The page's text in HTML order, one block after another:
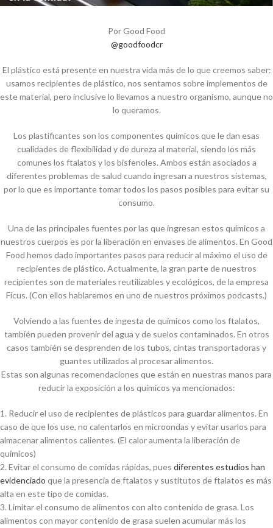
Por Good Food
@goodfoodcr
El plástico está presente en nuestra vida más de lo que creemos saber:
usamos recipientes de plástico, nos sentamos sobre implementos de
este material, pero inclusive lo llevamos a nuestro organismo, aunque no
lo queramos.
Los plastificantes son los componentes químicos que le dan esas
cualidades de flexibilidad y de dureza al material, siendo los más
comunes los ftalatos y los bisfenoles. Ambos están asociados a
diferentes problemas de salud cuando ingresan a nuestros sistemas,
por lo que es importante tomar todos los pasos posibles para evitar su
consumo.
Una de las principales fuentes por las que ingresan estos químicos a
nuestros cuerpos es por la liberación en envases de alimentos. En Good
Food hemos dado importantes pasos para reducir al máximo el uso de
recipientes de plástico. Actualmente, la gran parte de nuestros
recipientes son de materiales reutilizables y ecológicos, de la empresa
Ficus. (Con ellos hablaremos en uno de nuestros próximos podcasts.)
Volviendo a las fuentes de ingesta de químicos como los ftalatos,
también pueden provenir del agua y de suelos contaminados. En otros
casos también se desprenden de los tubos, cintas transportadoras y
guantes utilizados al procesar alimentos.
Estas son algunas recomendaciones que están en nuestras manos para
reducir la exposición a los químicos ya mencionados:
1. Reducir el uso de recipientes de plásticos para guardar alimentos. En
caso de que los use, no calentarlos en microondas y evitar usarlos para
almacenar alimentos calientes. (El calor aumenta la liberación de
químicos)
2. Evitar el consumo de comidas rápidas, pues diferentes estudios han
evidenciado que la presencia de ftalatos y sustitutos de ftalatos es más
alta en este tipo de comidas.
3. Limitar el consumo de alimentos con alto contenido de grasa. Los
alimentos con mayor contenido de grasa suelen acumular más los